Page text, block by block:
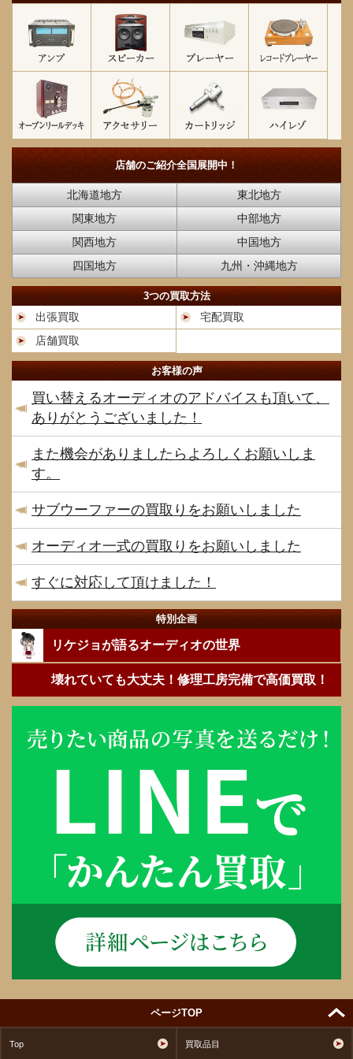
店舗のご紹介全国展開中！
北海道地方
東北地方
関東地方
中部地方
関西地方
中国地方
四国地方
九州・沖縄地方
3つの買取方法
出張買取
宅配買取
店舗買取
お客様の声
買い替えるオーディオのアドバイスも頂いて、
ありがとうございました！
また機会がありましたらよろしくお願いしま
す。
サブウーファーの買取りをお願いしました
オーディオ一式の買取りをお願いしました
すぐに対応して頂けました！
特別企画
リケジョが語るオーディオの世界
壊れていても大丈夫！修理工房完備で高価買取！
ページTOP
Top 買取品目